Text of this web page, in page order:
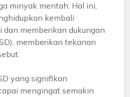
minyak mentah. Hal ini,
kembali
memberikan dukungan
memberikan tekanan
yang signifikan
mengingat semakin